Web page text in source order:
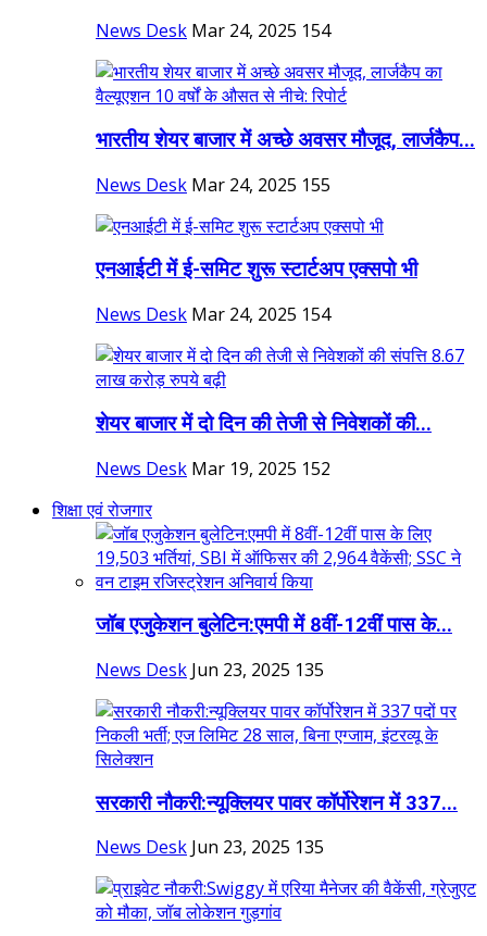
News Desk Mar 24, 2025 154
भारतीय शेयर बाजार में अच्छे अवसर मौजूद, लार्जकैप...
News Desk Mar 24, 2025 155
एनआईटी में ई-समिट शुरू स्टार्टअप एक्सपो भी
News Desk Mar 24, 2025 154
शेयर बाजार में दो दिन की तेजी से निवेशकों की...
News Desk Mar 19, 2025 152
शिक्षा एवं रोजगार
जॉब एजुकेशन बुलेटिन:एमपी में 8वीं-12वीं पास के...
News Desk Jun 23, 2025 135
सरकारी नौकरी:न्यूक्लियर पावर कॉर्पोरेशन में 337...
News Desk Jun 23, 2025 135